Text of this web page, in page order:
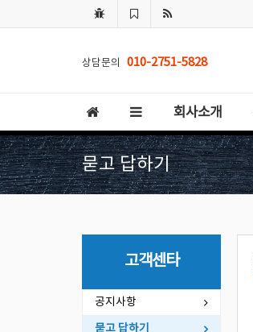
상담문의 010-2751-5828
회사소개
묻고 답하기
고객센타
공지사항
묻고 답하기